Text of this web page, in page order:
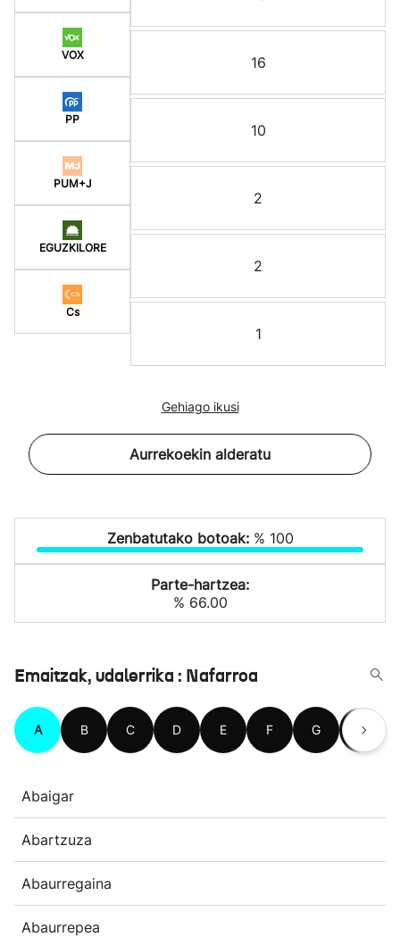
VOX
PP
PUM+J
EGUZKILORE
Cs
16
10
2
2
1
Gehiago ikusi
Aurrekoekin alderatu
Zenbatutako botoak: % 100
Parte-hartzea:
% 66.00
Emaitzak, udalerrika : Nafarroa
A B C D E F G H
Abaigar
Abartzuza
Abaurregaina
Abaurrepea